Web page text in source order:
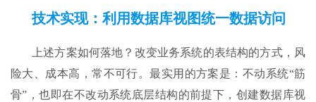
技术实现：利用数据库视图统一数据访问​
上述方案如何落地？改变业务系统的表结构的方式，风
险大、成本高，常不可行。最实用的方案是：不动系统“筋
骨”，也即在不改动系统底层结构的前提下，创建数据库视